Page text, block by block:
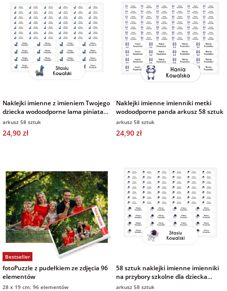
Naklejki imienne z imieniem Twojego
dziecka wodoodporne lama piniata
arkusz 58 sztuk
arkusz 58 sztuk
24,90 zł
Naklejki imienne imienniki metki
wodoodporne panda arkusz 58 sztuk
arkusz 58 sztuk
24,90 zł
Bestseller
fotoPuzzle z pudełkiem ze zdjęcia 96
elementów
28 x 19 cm; 96 elementów
58 sztuk naklejki imienne imienniki
na przybory szkolne dla dziecka
kosmos
arkusz 58 sztuk